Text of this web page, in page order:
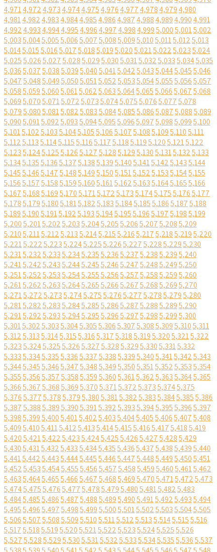
4,9714,9724,9734,9744,9754,9764,9774,9784,9794,980
4,9814,9824,9834,9844,9854,9864,9874,9884,9894,9904,991
4,9924,9934,9944,9954,9964,9974,9984,9995,0005,0015,002
5,0035,0045,0055,0065,0075,0085,0095,0105,0115,0125,013
5,0145,0155,0165,0175,0185,0195,0205,0215,0225,0235,024
5,0255,0265,0275,0285,0295,0305,0315,0325,0335,0345,035
5,0365,0375,0385,0395,0405,0415,0425,0435,0445,0455,046
5,0475,0485,0495,0505,0515,0525,0535,0545,0555,0565,057
5,0585,0595,0605,0615,0625,0635,0645,0655,0665,0675,068
5,0695,0705,0715,0725,0735,0745,0755,0765,0775,078
5,0795,0805,0815,0825,0835,0845,0855,0865,0875,0885,089
5,0905,0915,0925,0935,0945,0955,0965,0975,0985,0995,100
5,1015,1025,1035,1045,1055,1065,1075,1085,1095,1105,111
5,1125,1135,1145,1155,1165,1175,1185,1195,1205,1215,122
5,1235,1245,1255,1265,1275,1285,1295,1305,1315,1325,133
5,1345,1355,1365,1375,1385,1395,1405,1415,1425,1435,144
5,1455,1465,1475,1485,1495,1505,1515,1525,1535,1545,155
5,1565,1575,1585,1595,1605,1615,1625,1635,1645,1655,166
5,1675,1685,1695,1705,1715,1725,1735,1745,1755,1765,177
5,1785,1795,1805,1815,1825,1835,1845,1855,1865,1875,188
5,1895,1905,1915,1925,1935,1945,1955,1965,1975,1985,199
5,2005,2015,2025,2035,2045,2055,2065,2075,2085,209
5,2105,2115,2125,2135,2145,2155,2165,2175,2185,2195,220
5,2215,2225,2235,2245,2255,2265,2275,2285,2295,230
5,2315,2325,2335,2345,2355,2365,2375,2385,2395,240
5,2415,2425,2435,2445,2455,2465,2475,2485,2495,250
5,2515,2525,2535,2545,2555,2565,2575,2585,2595,260
5,2615,2625,2635,2645,2655,2665,2675,2685,2695,270
5,2715,2725,2735,2745,2755,2765,2775,2785,2795,280
5,2815,2825,2835,2845,2855,2865,2875,2885,2895,290
5,2915,2925,2935,2945,2955,2965,2975,2985,2995,300
5,3015,3025,3035,3045,3055,3065,3075,3085,3095,3105,311
5,3125,3135,3145,3155,3165,3175,3185,3195,3205,3215,322
5,3235,3245,3255,3265,3275,3285,3295,3305,3315,332
5,3335,3345,3355,3365,3375,3385,3395,3405,3415,3425,343
5,3445,3455,3465,3475,3485,3495,3505,3515,3525,3535,354
5,3555,3565,3575,3585,3595,3605,3615,3625,3635,3645,365
5,3665,3675,3685,3695,3705,3715,3725,3735,3745,375
5,3765,3775,3785,3795,3805,3815,3825,3835,3845,3855,386
5,3875,3885,3895,3905,3915,3925,3935,3945,3955,3965,397
5,3985,3995,4005,4015,4025,4035,4045,4055,4065,4075,408
5,4095,4105,4115,4125,4135,4145,4155,4165,4175,4185,419
5,4205,4215,4225,4235,4245,4255,4265,4275,4285,429
5,4305,4315,4325,4335,4345,4355,4365,4375,4385,4395,440
5,4415,4425,4435,4445,4455,4465,4475,4485,4495,4505,451
5,4525,4535,4545,4555,4565,4575,4585,4595,4605,4615,462
5,4635,4645,4655,4665,4675,4685,4695,4705,4715,4725,473
5,4745,4755,4765,4775,4785,4795,4805,4815,4825,483
5,4845,4855,4865,4875,4885,4895,4905,4915,4925,4935,494
5,4955,4965,4975,4985,4995,5005,5015,5025,5035,5045,505
5,5065,5075,5085,5095,5105,5115,5125,5135,5145,5155,516
5,5175,5185,5195,5205,5215,5225,5235,5245,5255,526
5,5275,5285,5295,5305,5315,5325,5335,5345,5355,5365,537